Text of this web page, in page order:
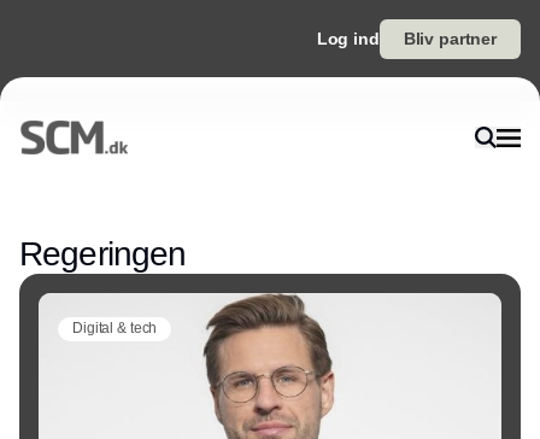
Log ind Bliv partner
Regeringen
Digital & tech